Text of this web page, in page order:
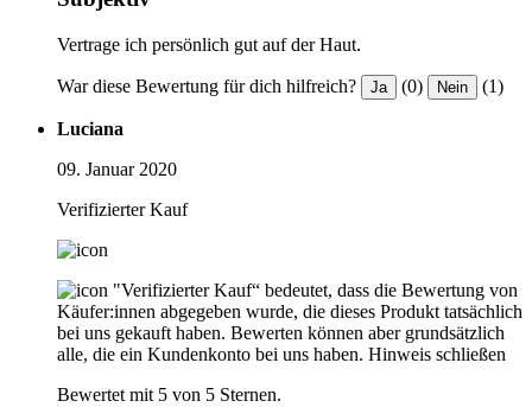
Vertrage ich persönlich gut auf der Haut.
War diese Bewertung für dich hilfreich? Ja (0) Nein (1)
Luciana
09. Januar 2020
Verifizierter Kauf
"Verifizierter Kauf“ bedeutet, dass die Bewertung von
Käufer:innen abgegeben wurde, die dieses Produkt tatsächlich
bei uns gekauft haben. Bewerten können aber grundsätzlich
alle, die ein Kundenkonto bei uns haben. Hinweis schließen
Bewertet mit 5 von 5 Sternen.